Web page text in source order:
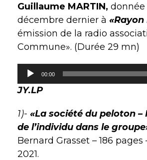
Guillaume MARTIN, donnée
décembre dernier à «Rayon
émission de la radio
Commune». (Durée 29 mn)
e
c
t
e
u
r
00:00
JY.LP
1)- «La société du peloton –
de l’individu dans le
Bernard Grasset – 186
2021.